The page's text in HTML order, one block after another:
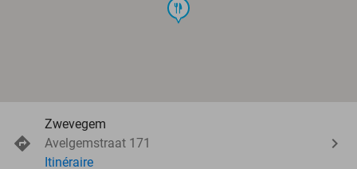
food
Zwevegem
Avelgemstraat 171
Itinéraire